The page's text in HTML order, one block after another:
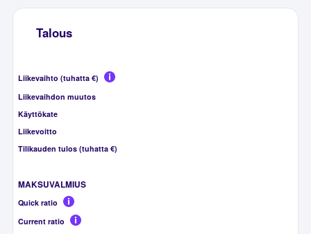
Talous
Liikevaihto (tuhatta €)
Liikevaihdon muutos
Käyttökate
Liikevoitto
Tilikauden tulos (tuhatta €)
MAKSUVALMIUS
Quick ratio
Current ratio